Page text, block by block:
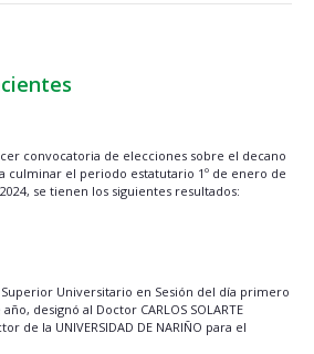
convocatoria de elecciones sobre el decano
culminar el periodo estatutario 1º de enero de
se tienen los siguientes resultados:
Universitario en Sesión del día primero
designó al Doctor CARLOS SOLARTE
de la UNIVERSIDAD DE NARIÑO para el